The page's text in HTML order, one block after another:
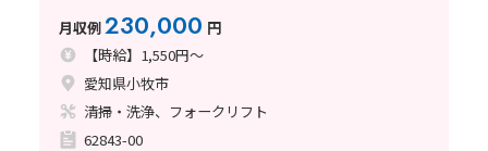
ター作業もあり
月収例230,000 円
【時給】1,550円～
愛知県小牧市
清掃・洗浄、フォークリフト
62843-00